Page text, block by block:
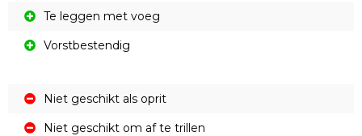
Te leggen met voeg
Vorstbestendig
Niet geschikt als oprit
Niet geschikt om af te trillen